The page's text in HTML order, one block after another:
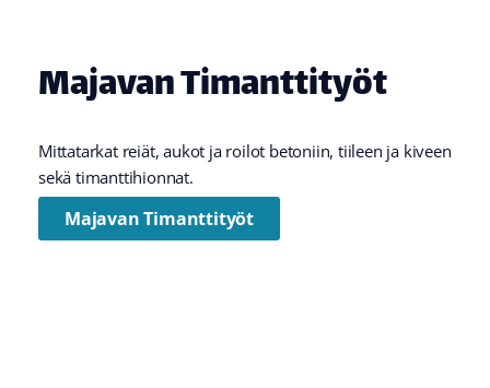
Majavan Timanttityöt
Mittatarkat reiät, aukot ja roilot betoniin, tiileen ja kiveen
sekä timanttihionnat.
Majavan Timanttityöt